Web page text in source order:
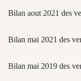
Bilan aout 2021 des
Bilan mai 2021 des
Bilan mai 2019 des